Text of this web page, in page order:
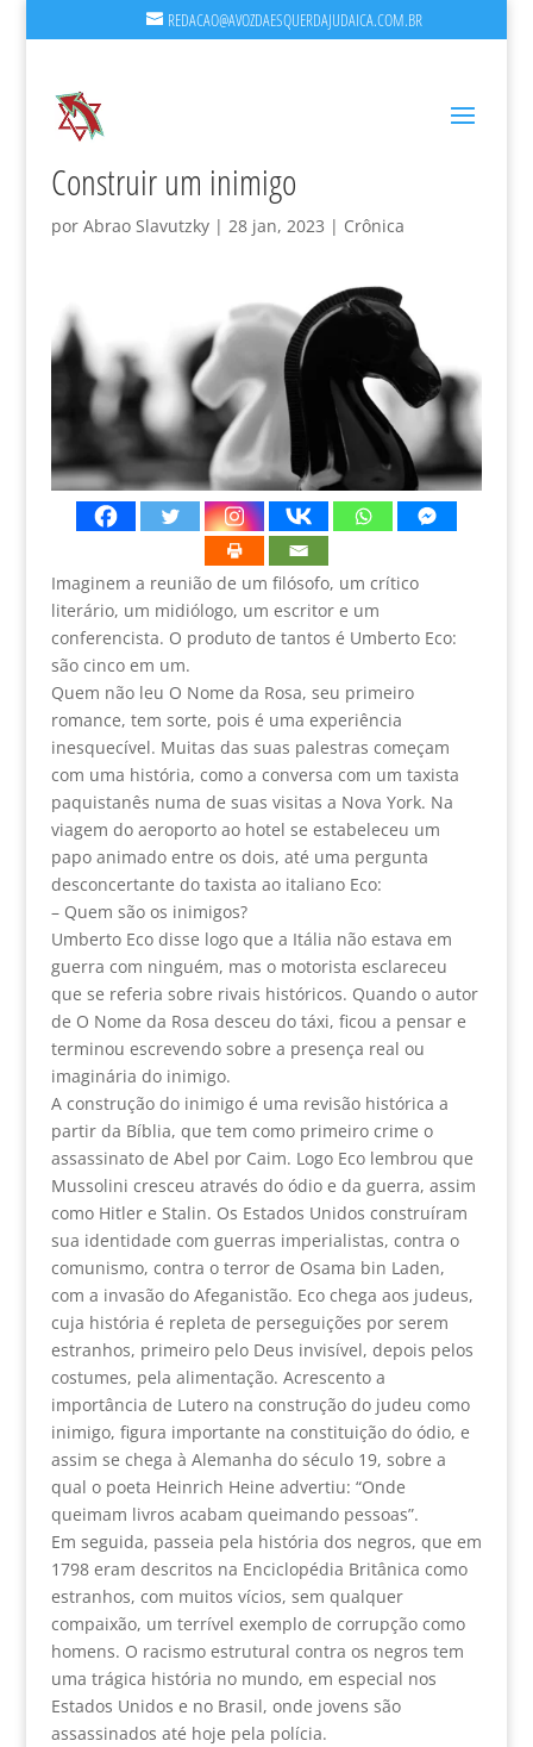
REDACAO@AVOZDAESQUERDAJUDAICA.COM.BR
Construir um inimigo
por Abrao Slavutzky| 28 jan, 2023 | Crônica
Imaginem a reunião de um filósofo, um crítico
literário, um midiólogo, um escritor e um
conferencista. O produto de tantos é Umberto Eco:
são cinco em um.
Quem não leu O Nome da Rosa, seu primeiro
romance, tem sorte, pois é uma experiência
inesquecível. Muitas das suas palestras começam
com uma história, como a conversa com um taxista
paquistanês numa de suas visitas a Nova York. Na
viagem do aeroporto ao hotel se estabeleceu um
papo animado entre os dois, até uma pergunta
desconcertante do taxista ao italiano Eco:
– Quem são os inimigos?
Umberto Eco disse logo que a Itália não estava em
guerra com ninguém, mas o motorista esclareceu
que se referia sobre rivais históricos. Quando o autor
de O Nome da Rosa desceu do táxi, ficou a pensar e
terminou escrevendo sobre a presença real ou
imaginária do inimigo.
A construção do inimigo é uma revisão histórica a
partir da Bíblia, que tem como primeiro crime o
assassinato de Abel por Caim. Logo Eco lembrou que
Mussolini cresceu através do ódio e da guerra, assim
como Hitler e Stalin. Os Estados Unidos construíram
sua identidade com guerras imperialistas, contra o
comunismo, contra o terror de Osama bin Laden,
com a invasão do Afeganistão. Eco chega aos judeus,
cuja história é repleta de perseguições por serem
estranhos, primeiro pelo Deus invisível, depois pelos
costumes, pela alimentação. Acrescento a
importância de Lutero na construção do judeu como
inimigo, figura importante na constituição do ódio, e
assim se chega à Alemanha do século 19, sobre a
qual o poeta Heinrich Heine advertiu: “Onde
queimam livros acabam queimando pessoas”.
Em seguida, passeia pela história dos negros, que em
1798 eram descritos na Enciclopédia Britânica como
estranhos, com muitos vícios, sem qualquer
compaixão, um terrível exemplo de corrupção como
homens. O racismo estrutural contra os negros tem
uma trágica história no mundo, em especial nos
Estados Unidos e no Brasil, onde jovens são
assassinados até hoje pela polícia.